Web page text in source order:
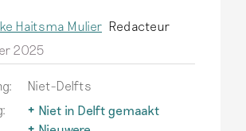
Haitsma Mulier Redacteur
2025
Niet-Delfts
Niet in Delft gemaakt
Delfts aardewerk wordt